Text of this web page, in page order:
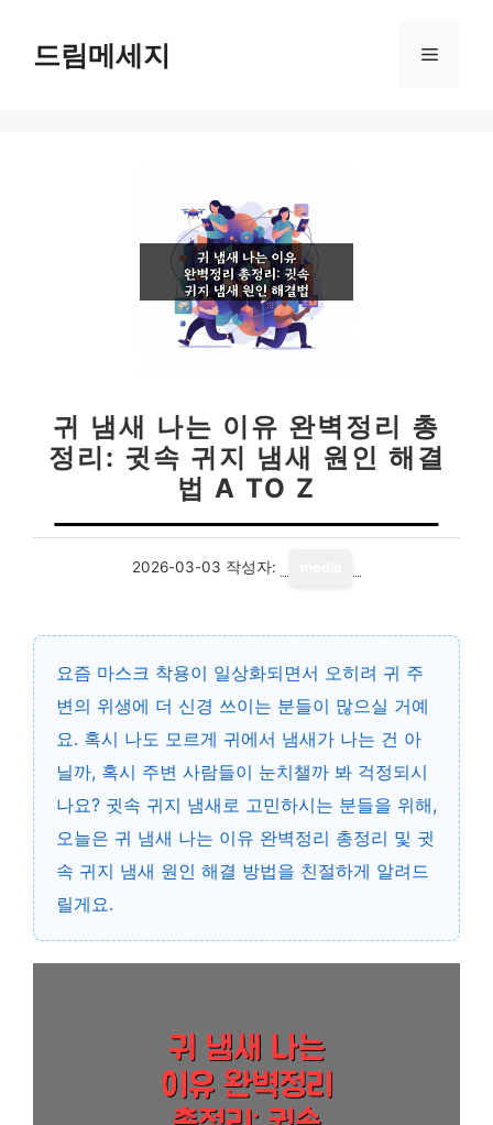
드림메세지 메
귀 냄새 나는 이유 완벽정리 총
정리: 귓속 귀지 냄새 원인 해결
법 A TO Z
2026-03-03 작성자:
요즘 마스크 착용이 일상화되면서 오히려 귀 주
변의 위생에 더 신경 쓰이는 분들이 많으실 거예
요. 혹시 나도 모르게 귀에서 냄새가 나는 건 아
닐까, 혹시 주변 사람들이 눈치챌까 봐 걱정되시
나요? 귓속 귀지 냄새로 고민하시는 분들을 위해,
오늘은 귀 냄새 나는 이유 완벽정리 총정리 및 귓
속 귀지 냄새 원인 해결 방법을 친절하게 알려드
릴게요.